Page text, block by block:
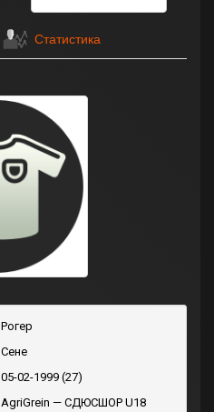
Статистика
Рогер
Сене
05-02-1999 (27)
AgriGrein — СДЮСШОР U18